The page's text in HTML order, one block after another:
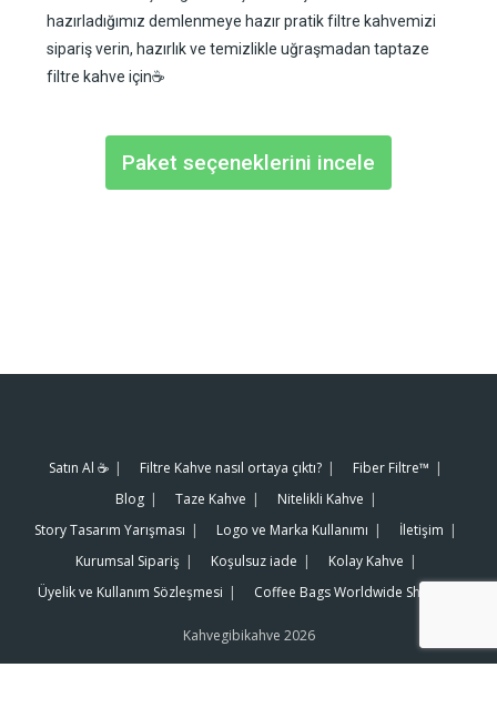
hazırladığımız demlenmeye hazır pratik filtre kahvemizi
sipariş verin, hazırlık ve temizlikle uğraşmadan taptaze
filtre kahve için☕️
Paket seçeneklerini incele
Satın Al ☕️ Filtre Kahve nasıl ortaya çıktı?
Fiber Filtre™
Blog
Taze Kahve
Nitelikli Kahve
Story Tasarım Yarışması
Logo ve Marka Kullanımı
İletişim
Kurumsal Sipariş
Koşulsuz iade
Kolay Kahve
Üyelik ve Kullanım Sözleşmesi
Coffee Bags Worldwide Shipping
Kahvegibikahve 2026